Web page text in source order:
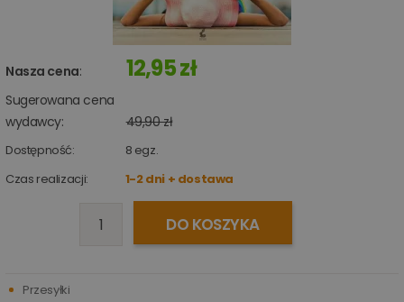
Nasza cena: 12,95 zł
Sugerowana cena
wydawcy:
49,90 zł
Dostępność: 8 egz.
Czas realizacji:
1-2 dni + dostawa
DO KOSZYKA
Przesyłki